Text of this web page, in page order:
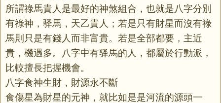
所謂祿馬貴人是最好的神煞組合，也就是八字分別
有祿神，驿馬，天乙貴人；若是只有財星而沒有祿
馬則只是有錢人而非富貴。若是全部都要，主近
貴，機遇多。八字中有驿馬的人，都屬於行動派，
比較擅長把握機會。
八字食神生財，財源永不斷
食傷星為財星的元神，就比如是是河流的源頭一